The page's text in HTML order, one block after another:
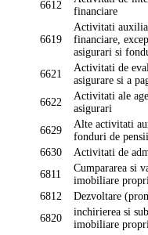
6612
financiare
6619
Activitati
financiare,
asigurari si
6621
Activitati de
asigurare si a
6622
Activitati ale
asigurari
6629
Alte activitati
fonduri de pensii
6630
Activitati de
6811
Cumpararea si
imobiliare
6812
Dezvoltare
6820
inchirierea si
imobiliare